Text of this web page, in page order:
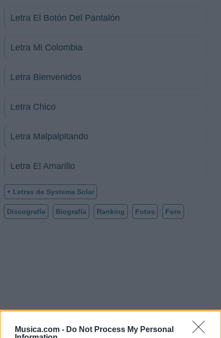
Musica.com - Do Not Process My Personal
Letra El Botón Del Pantalón
Letra Mi Colombia
Letra Bienvenidos
Letra Chico
Letra Malpalpitando
Letra El Amarillo
+ Letras de Systema Solar
Discografía Biografía Ranking Fotos Foro